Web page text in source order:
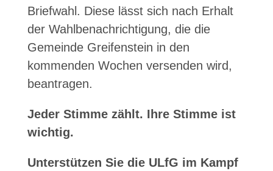
Briefwahl. Diese lässt sich nach Erhalt
der Wahlbenachrichtigung, die die
Gemeinde Greifenstein in den
kommenden Wochen versenden wird,
beantragen.
Jeder Stimme zählt. Ihre Stimme ist
wichtig.
Unterstützen Sie die ULfG im Kampf